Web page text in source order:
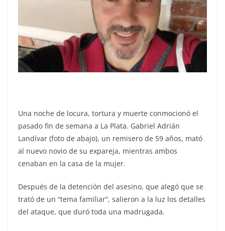
Una noche de locura, tortura y muerte conmocionó el
pasado fin de semana a La Plata. Gabriel Adrián
Landívar (foto de abajo), un remisero de 59 años, mató
al nuevo novio de su expareja, mientras ambos
cenaban en la casa de la mujer.
Después de la detención del asesino, que alegó que se
trató de un “tema familiar”, salieron a la luz los detalles
del ataque, que duró toda una madrugada.